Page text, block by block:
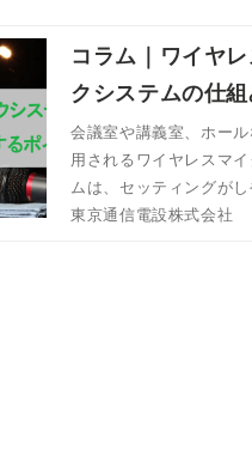
コラム｜ワイヤレ
クシステムの仕組
ぶ際に確認する
とは | 東京通信電
会社
会議室や講義室、ホー
用されるワイヤレスマ
ムは、セッティングが
取り回しがよく話し手に
東京通信電設株式会社